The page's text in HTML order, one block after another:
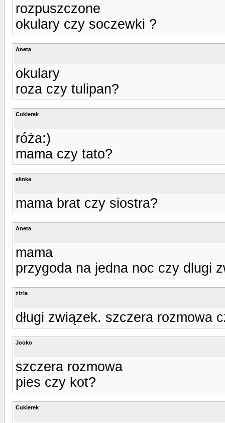
rozpuszczone
okulary czy soczewki ?
Aneta
okulary
roza czy tulipan?
Cukierek
róża:)
mama czy tato?
elinka
mama brat czy siostra?
Aneta
mama
przygoda na jedna noc czy dlugi
zizia
długi związek. szczera rozmowa
Jooko
szczera rozmowa
pies czy kot?
Cukierek